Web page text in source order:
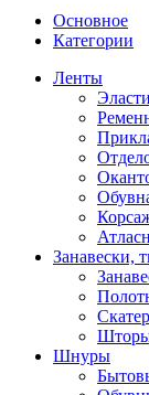
Основное
Категории
Ленты
Занавески,
Шнуры